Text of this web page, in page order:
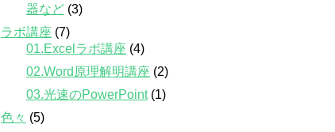
器など (3)
ラボ講座 (7)
01.Excelラボ講座 (4)
02.Word原理解明講座 (2)
03.光速のPowerPoint(1)
色々 (5)